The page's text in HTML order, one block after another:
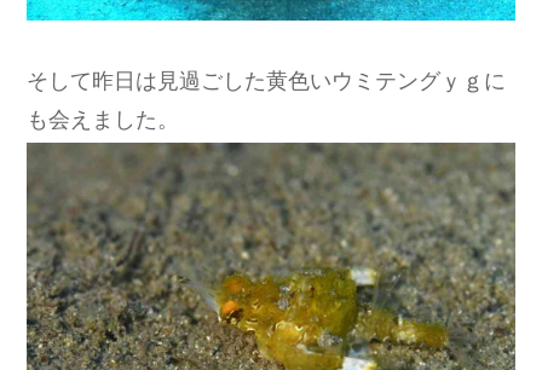
そして昨日は見過ごした黄色いウミテングｙｇに
も会えました。